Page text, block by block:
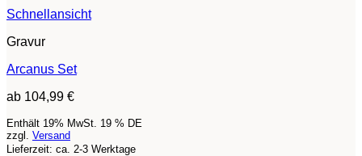
Schnellansicht
Gravur
Arcanus Set
ab 104,99 €
Enthält 19% MwSt. 19 % DE
zzgl. Versand
Lieferzeit: ca. 2-3 Werktage